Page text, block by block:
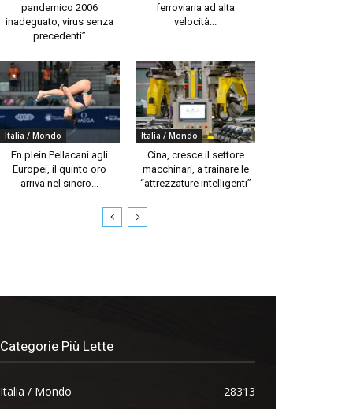
pandemico 2006
inadeguato, virus senza
precedenti”
ferroviaria ad alta
velocità...
Italia / Mondo
En plein Pellacani agli
Europei, il quinto oro
arriva nel sincro...
Italia / Mondo
Cina, cresce il settore
macchinari, a trainare le
“attrezzature intelligenti”
Categorie Più Lette
Italia / Mondo
28313